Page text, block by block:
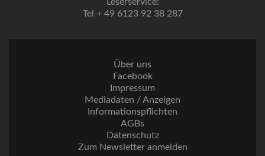
Tel + 49 6123 92 38 287
Über uns
Facebook
Impressum
Mediadaten / Anzeigen
Informationspflichten
AGBs
Datenschutz
Zum Newsletter anmelden